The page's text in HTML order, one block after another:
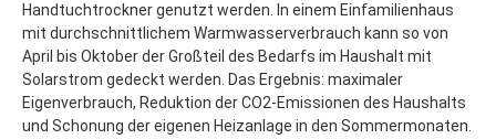
Handtuchtrockner genutzt werden. In einem Einfamilienhaus
mit durchschnittlichem Warmwasserverbrauch kann so von
April bis Oktober der Großteil des Bedarfs im Haushalt mit
Solarstrom gedeckt werden. Das Ergebnis: maximaler
Eigenverbrauch, Reduktion der CO2-Emissionen des Haushalts
und Schonung der eigenen Heizanlage in den Sommermonaten.